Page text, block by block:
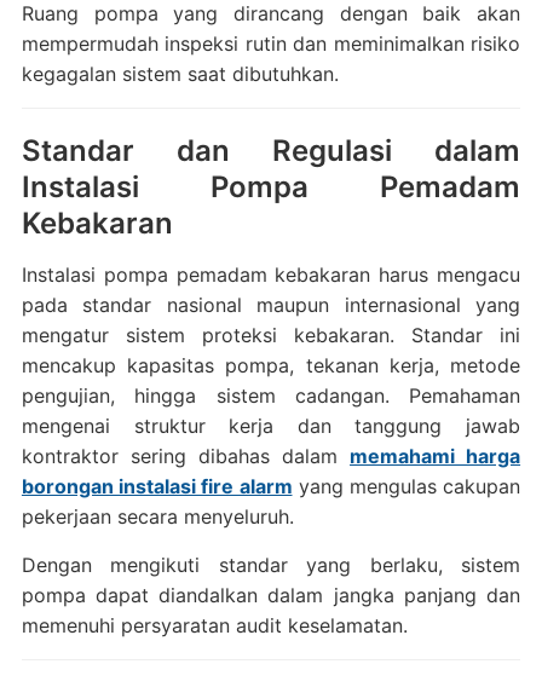
Ruang pompa yang dirancang dengan baik akan
mempermudah inspeksi rutin dan meminimalkan risiko
kegagalan sistem saat dibutuhkan.
Standar dan Regulasi dalam
Instalasi Pompa Pemadam
Kebakaran
Instalasi pompa pemadam kebakaran harus mengacu
pada standar nasional maupun internasional yang
mengatur sistem proteksi kebakaran. Standar ini
mencakup kapasitas pompa, tekanan kerja, metode
pengujian, hingga sistem cadangan. Pemahaman
mengenai struktur kerja dan tanggung jawab
kontraktor sering dibahas dalam memahami harga
borongan instalasi fire alarm yang mengulas cakupan
pekerjaan secara menyeluruh.
Dengan mengikuti standar yang berlaku, sistem
pompa dapat diandalkan dalam jangka panjang dan
memenuhi persyaratan audit keselamatan.